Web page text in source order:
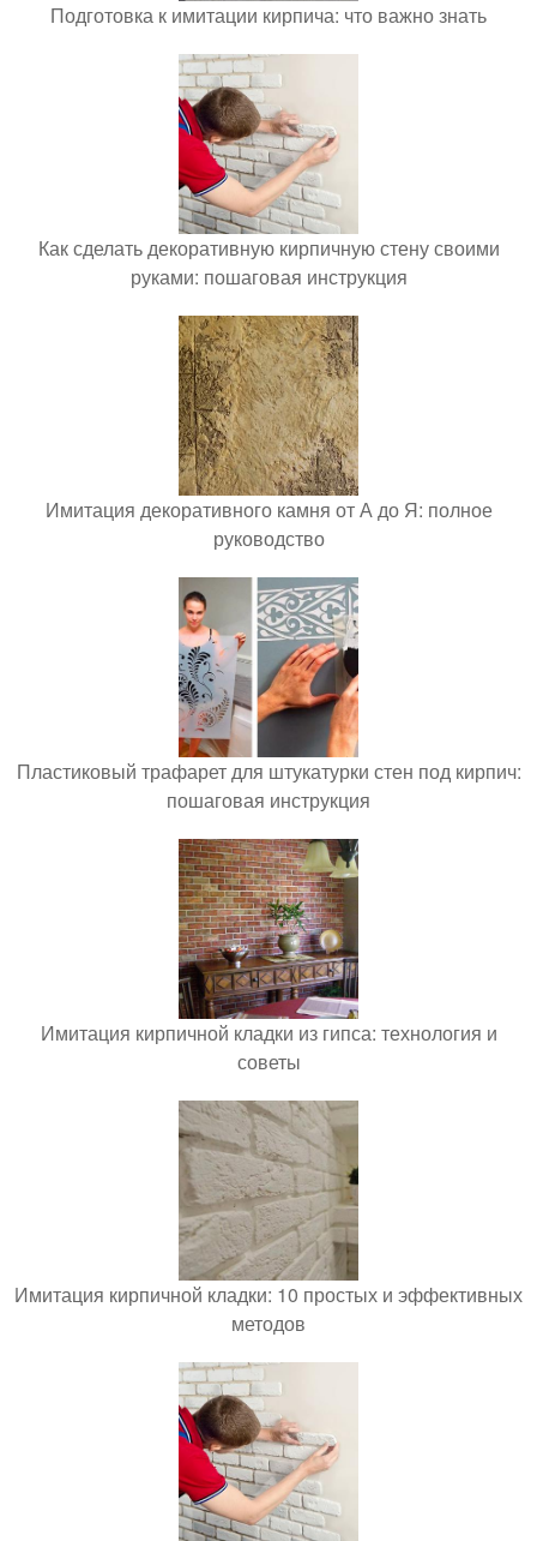
Подготовка к имитации кирпича: что важно знать
Как сделать декоративную кирпичную стену своими
руками: пошаговая инструкция
Имитация декоративного камня от А до Я: полное
руководство
Пластиковый трафарет для штукатурки стен под кирпич:
пошаговая инструкция
Имитация кирпичной кладки из гипса: технология и
советы
Имитация кирпичной кладки: 10 простых и эффективных
методов